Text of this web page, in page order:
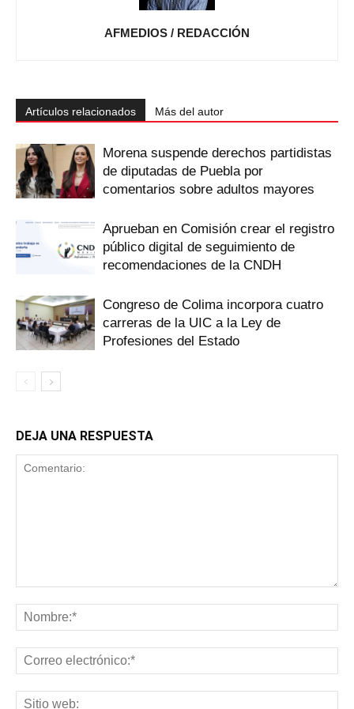
AFMEDIOS / REDACCIÓN
Artículos relacionados Más del autor
Morena suspende derechos partidistas
de diputadas de Puebla por
comentarios sobre adultos mayores
Aprueban en Comisión crear el registro
público digital de seguimiento de
recomendaciones de la CNDH
Congreso de Colima incorpora cuatro
carreras de la UIC a la Ley de
Profesiones del Estado
DEJA UNA RESPUESTA